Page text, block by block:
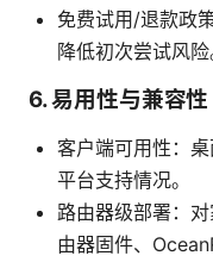
免费试用/退款政
降低初次尝试风险
6. 易用性与兼容性
客户端可用性：
平台支持情况。
路由器级部署：
由器固件、